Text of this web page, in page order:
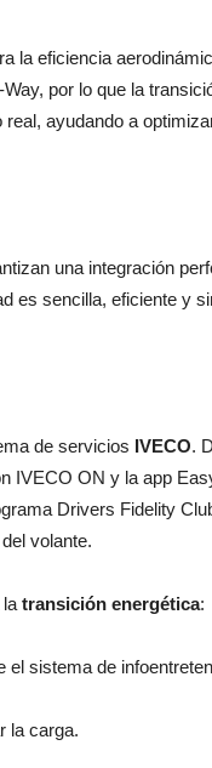
la eficiencia
por lo que la
ayudando a
una integración
es sencilla, eficiente y
de servicios IVECO.
IVECO ON y la app
Drivers Fidelity
volante.
latransición energética:
el sistema de
la carga.